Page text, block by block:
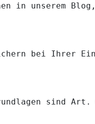
in unserem
bei Ihrer
sind